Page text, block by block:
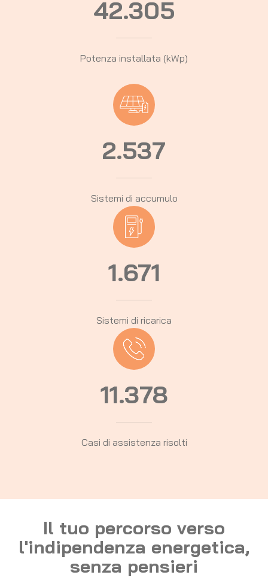
42.305
Potenza installata (kWp)
2.537
Sistemi di accumulo
1.671
Sistemi di ricarica
11.378
Casi di assistenza risolti
Il tuo percorso verso
l'indipendenza energetica,
senza pensieri